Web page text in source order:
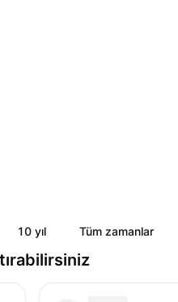
10 yıl Tüm zamanlar